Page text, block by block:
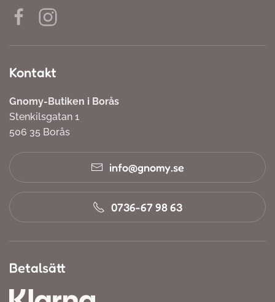
Kontakt
Gnomy-Butiken i Borås
Stenkilsgatan 1
506 35 Borås
info@gnomy.se
0736-67 98 63
Betalsätt